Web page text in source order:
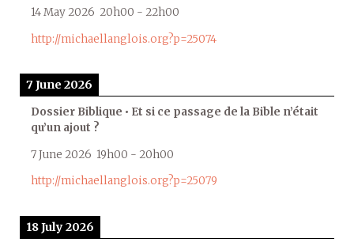
14 May 2026 20h00 - 22h00
http://michaellanglois.org?p=25074
7 June 2026
Dossier Biblique • Et si ce passage de la Bible n’était
qu’un ajout ?
7 June 2026 19h00 - 20h00
http://michaellanglois.org?p=25079
18 July 2026